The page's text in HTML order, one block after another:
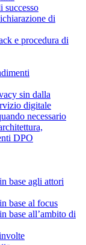
successo
di
e procedura di
sin dalla
digitale
necessario
DPO
base agli attori
base al focus
base all’ambito di